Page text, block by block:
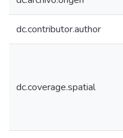
dc.contributor.author
dc.coverage.spatial